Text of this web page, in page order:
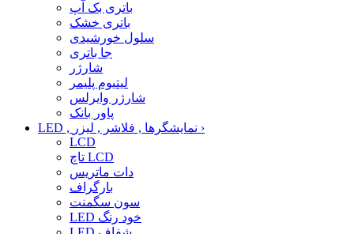
باتری بک آپ
باتری خشک
سلول خورشیدی
جا باتری
شارژر
لیتیوم پلیمر
شارژر وایرلس
پاور بانک
›
LCD
تاچ LCD
دات ماتریس
بارگراف
سون سگمنت
LED خود رنگ